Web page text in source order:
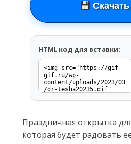
HTML код для вставки:
Праздничная открытка
которая будет радовать